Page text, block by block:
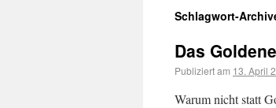
Schlagwort-
Das
Publiziert am 13. April
Warum nicht statt